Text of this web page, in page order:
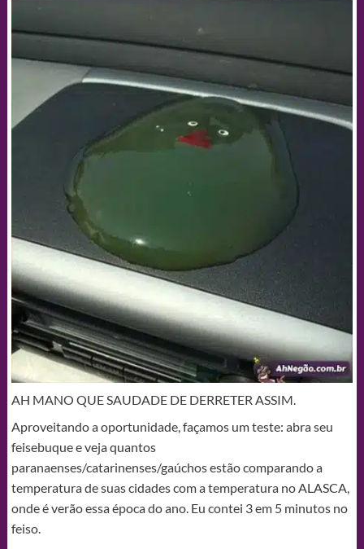
AH MANO QUE SAUDADE DE DERRETER ASSIM.
Aproveitando a oportunidade, façamos um teste: abra seu
feisebuque e veja quantos
paranaenses/catarinenses/gaúchos estão comparando a
temperatura de suas cidades com a temperatura no ALASCA,
onde é verão essa época do ano. Eu contei 3 em 5 minutos no
feiso.